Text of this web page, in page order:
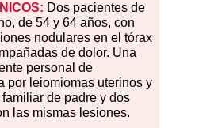
Dos pacientes de
de 54 y 64 años, con
nodulares en el tórax
de dolor. Una
personal de
por leiomiomas uterinos y
de padre y dos
las mismas lesiones.